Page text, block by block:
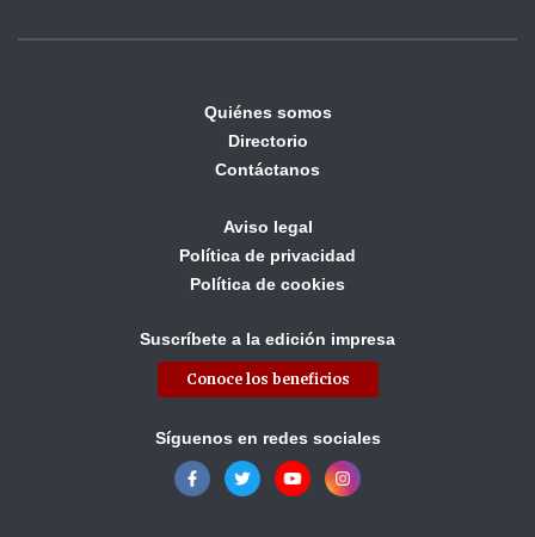
Quiénes somos
Directorio
Contáctanos
Aviso legal
Política de privacidad
Política de cookies
Suscríbete a la edición impresa
Conoce los beneficios
Síguenos en redes sociales